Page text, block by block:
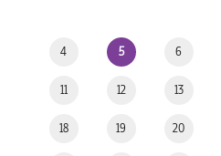
4 5 6
11 12 13
18 19 20